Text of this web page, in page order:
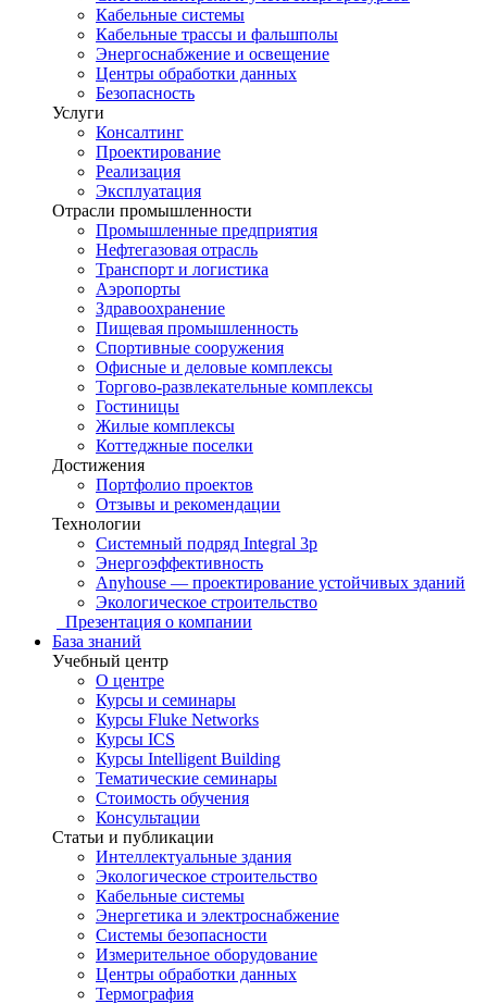
Кабельные системы
Кабельные трассы и фальшполы
Энергоснабжение и освещение
Центры обработки данных
Безопасность
Услуги
Консалтинг
Проектирование
Реализация
Эксплуатация
Отрасли промышленности
Промышленные предприятия
Нефтегазовая отрасль
Транспорт и логистика
Аэропорты
Здравоохранение
Пищевая промышленность
Спортивные сооружения
Офисные и деловые комплексы
Торгово-развлекательные комплексы
Гостиницы
Жилые комплексы
Коттеджные поселки
Достижения
Портфолио проектов
Отзывы и рекомендации
Технологии
Системный подряд Integral 3p
Энергоэффективность
Anyhouse — проектирование устойчивых зданий
Экологическое строительство
Презентация о компании
База знаний
Учебный центр
О центре
Курсы и семинары
Курсы Fluke Networks
Курсы ICS
Курсы Intelligent Building
Тематические семинары
Стоимость обучения
Консультации
Статьи и публикации
Интеллектуальные здания
Экологическое строительство
Кабельные системы
Энергетика и электроснабжение
Системы безопасности
Измерительное оборудование
Центры обработки данных
Термография